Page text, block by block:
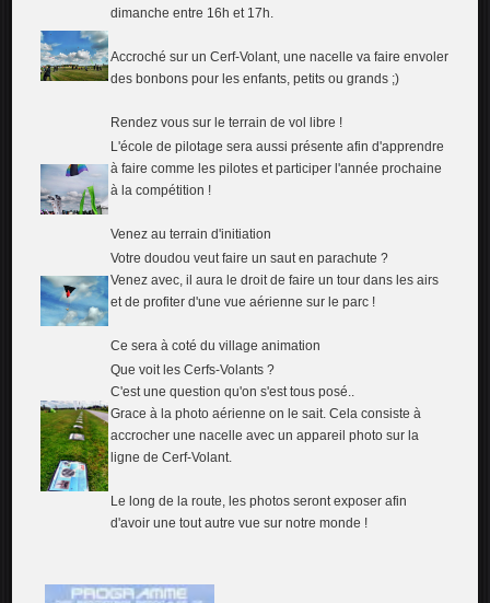
dimanche entre 16h et 17h.
Accroché sur un Cerf-Volant, une nacelle va faire envoler
des bonbons pour les enfants, petits ou grands ;)
Rendez vous sur le terrain de vol libre !
L'école de pilotage sera aussi présente afin d'apprendre
à faire comme les pilotes et participer l'année prochaine
à la compétition !
Venez au terrain d'initiation
Votre doudou veut faire un saut en parachute ?
Venez avec, il aura le droit de faire un tour dans les airs
et de profiter d'une vue aérienne sur le parc !
Ce sera à coté du village animation
Que voit les Cerfs-Volants ?
C'est une question qu'on s'est tous posé..
Grace à la photo aérienne on le sait. Cela consiste à
accrocher une nacelle avec un appareil photo sur la
ligne de Cerf-Volant.
Le long de la route, les photos seront exposer afin
d'avoir une tout autre vue sur notre monde !